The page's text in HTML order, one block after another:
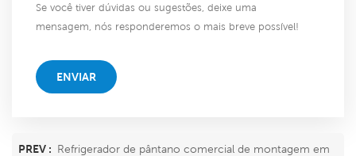
Se você tiver dúvidas ou sugestões, deixe uma
mensagem, nós responderemos o mais breve possível!
ENVIAR
PREV : Refrigerador de pântano comercial de montagem em